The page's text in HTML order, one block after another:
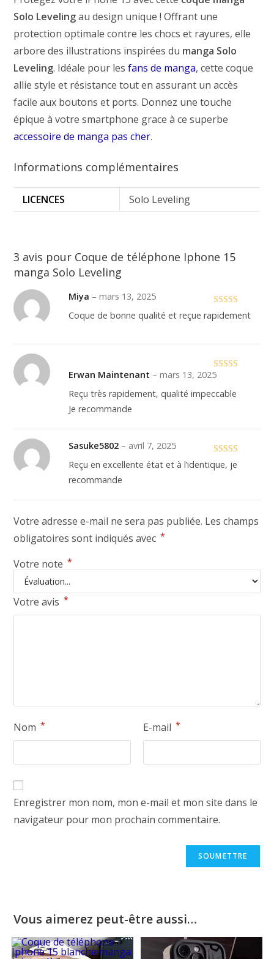
Solo Levelingau design unique ! Offrant une
protection optimale contre les chocs et rayures, elle
arbore des illustrations inspirées du manga Solo
Leveling. Idéale pour lesfans de manga, cette coque
allie style et résistance tout en assurant un accès
facile aux boutons et ports. Donnez une touche
épique à votre smartphone grace à ce superbe
accessoire de manga pas cher.
Informations complémentaires
LICENCES Solo Leveling
3 avis pour Coque de téléphone Iphone 15
manga Solo Leveling
Note5sur 5
Miya – mars 13, 2025
Coque de bonne qualité et reçue rapidement
Note
Erwan Maintenant – mars 13, 2025
Reçu très rapidement, qualité impeccable
Je recommande
Note5
Sasuke5802 – avril 7, 2025
Reçu en excellente état et à l’identique, je
recommande
Votre adresse e-mail ne sera pas publiée. Les champs
obligatoires sont indiqués avec *
Votre note *
Votre avis *
Nom * E-mail *
Enregistrer mon nom, mon e-mail et mon site dans le
navigateur pour mon prochain commentaire.
Vous aimerez peut-être aussi…